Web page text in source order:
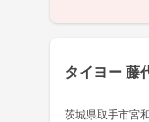
タイヨー 藤
茨城県取手市宮